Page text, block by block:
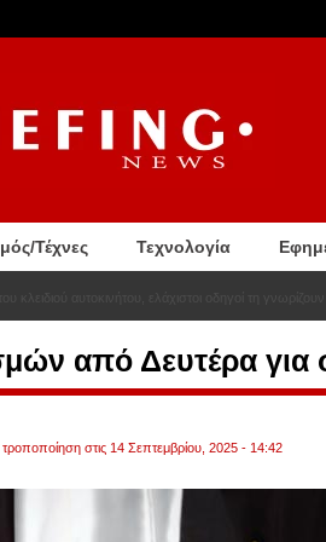
Τέχνες Τεχνολογία
από Δευτέρα για
τροποποίηση στις 14 Σεπτεμβρίου, 2025 - 14:42